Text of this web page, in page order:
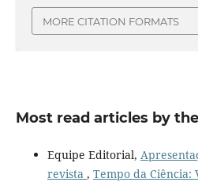
MORE CITATION FORMATS
Most read articles by
Equipe Editorial,
revista , Tempo da Ciência: